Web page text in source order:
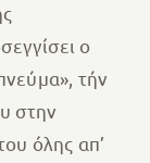
ο
τήν
στην
όλης απ’